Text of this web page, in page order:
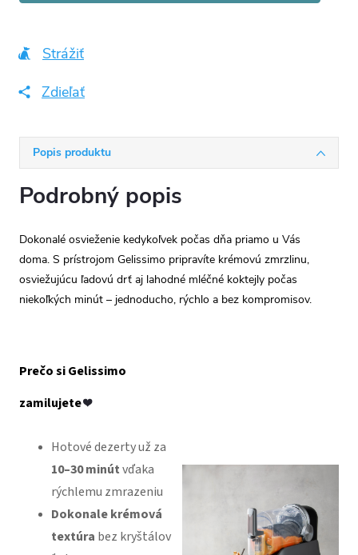
Strážiť
Zdieľať
Popis produktu
Podrobný popis
Dokonalé osvieženie kedykoľvek počas dňa priamo u Vás
doma. S prístrojom Gelissimo pripravíte krémovú zmrzlinu,
osviežujúcu ľadovú drť aj lahodné mléčné koktejly počas
niekoľkých minút – jednoducho, rýchlo a bez kompromisov.
Prečo si Gelissimo
zamilujete❤️
Hotové dezerty už za
10–30 minútvďaka
rýchlemu zmrazeniu
Dokonale krémová
textúra bez kryštálov